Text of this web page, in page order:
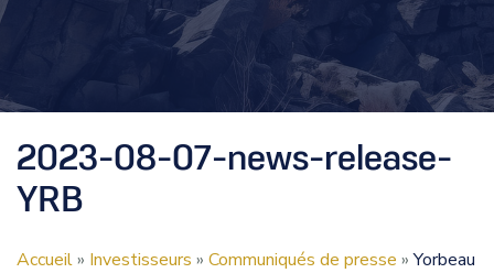
2023-08-07-news-release-
YRB
Accueil» Investisseurs » Communiqués de presse »Yorbeau